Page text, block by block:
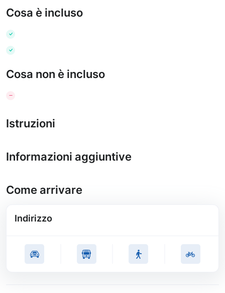
Cosa è incluso
Cosa non è incluso
Istruzioni
Informazioni aggiuntive
Come arrivare
Indirizzo